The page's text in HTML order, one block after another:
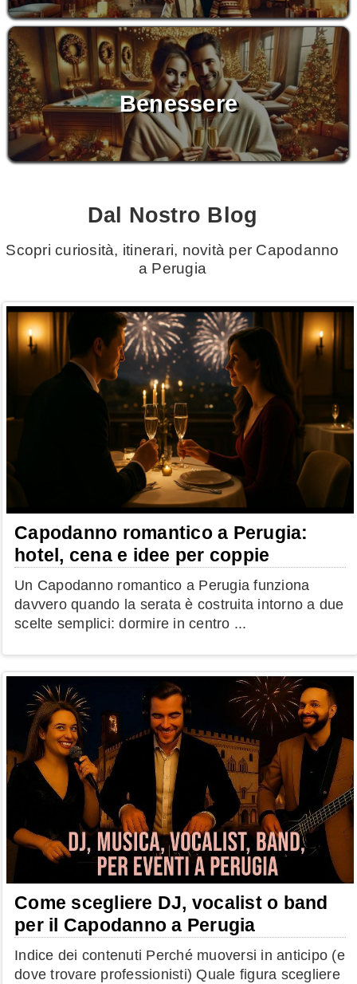
Benessere
Dal Nostro Blog
Scopri curiosità, itinerari, novità per Capodanno
a Perugia
Capodanno romantico a Perugia:
hotel, cena e idee per coppie
Un Capodanno romantico a Perugia funziona
davvero quando la serata è costruita intorno a due
scelte semplici: dormire in centro ...
Come scegliere DJ, vocalist o band
per il Capodanno a Perugia
Indice dei contenuti Perché muoversi in anticipo (e
dove trovare professionisti) Quale figura scegliere